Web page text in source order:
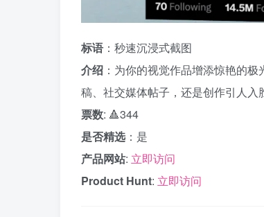
标语 ：秒速沉浸式截图
介绍 ：为你的视觉作品增添惊艳的
稿、社交媒体帖子，还是创作引人入
票数: 🔺344
是否精选：是
产品网站: 立即访问
Product Hunt: 立即访问